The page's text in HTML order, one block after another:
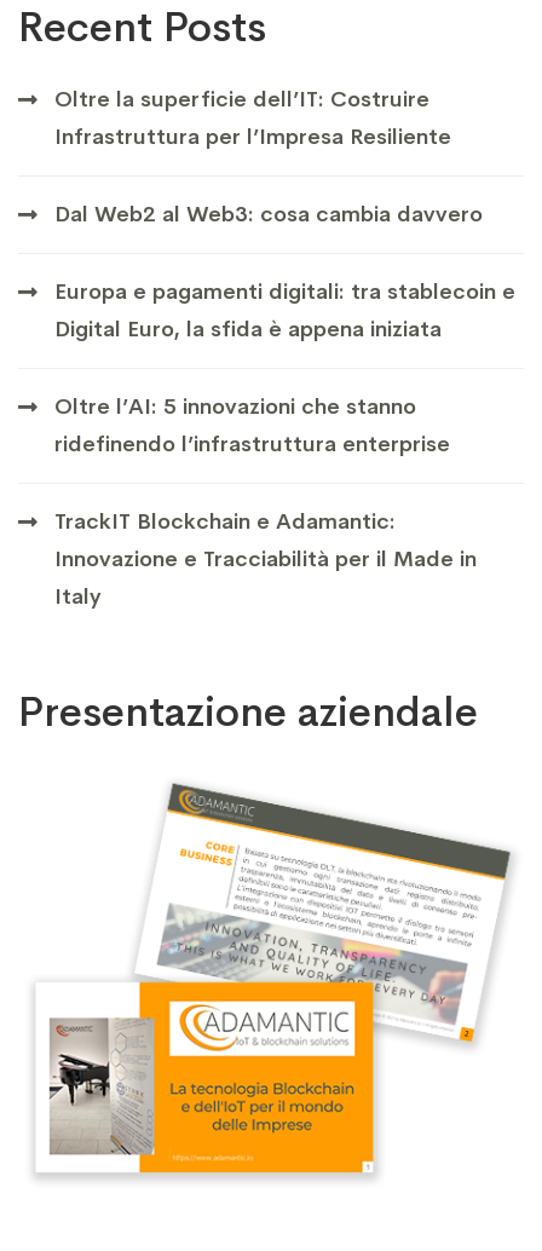
Recent Posts
Oltre la superficie dell’IT: Costruire
Infrastruttura per l’Impresa Resiliente
Dal Web2 al Web3: cosa cambia davvero
Europa e pagamenti digitali: tra stablecoin e
Digital Euro, la sfida è appena iniziata
Oltre l’AI: 5 innovazioni che stanno
ridefinendo l’infrastruttura enterprise
TrackIT Blockchain e Adamantic:
Innovazione e Tracciabilità per il Made in
Italy
Presentazione aziendale